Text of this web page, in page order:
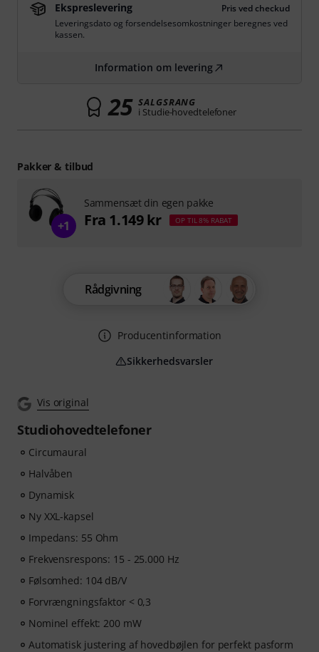
Vis original
Studiohovedtelefoner
Circumaural
Halvåben
Dynamisk
Ny XXL-kapsel
Impedans: 55 Ohm
Frekvensrespons: 15 - 25.000 Hz
Følsomhed: 104 dB/V
Forvrængningsfaktor < 0,3
Nominel effekt: 200 mW
Automatisk justering af hovedbøjlen for perfekt pasform
Ekspreslevering
Pris ved checkud
Leveringsdato og forsendelsesomkostninger beregnes ved
kassen.
Information om levering
25 SALGSRANG
i Studie-hovedtelefoner
Rådgivning
Producentinformation
Sikkerhedsvarsler
Pakker & tilbud
+1
Sammensæt din egen pakke
Fra 1.149 kr OP TIL 8% RABAT